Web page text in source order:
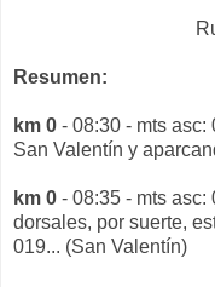
Resumen:
km 0 - 08:30 - mts asc:
San Valentín y
km 0 - 08:35 - mts
dorsales, por suerte,
019... (San Valentín)